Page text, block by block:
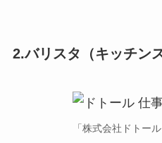
2.バリスタ（キッチン
「株式会社ドトー